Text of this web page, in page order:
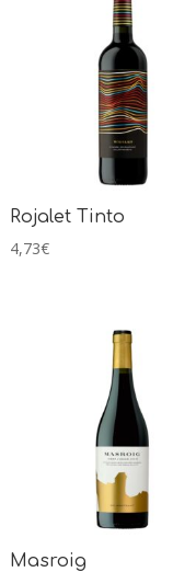
Rojalet Tinto
4,73€
Masroig